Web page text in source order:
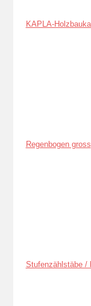
KAPLA-
Regenbogen gross
Stufenzählstäbe /